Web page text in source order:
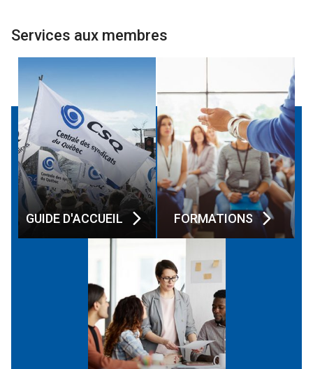
Services aux membres
GUIDE D'ACCUEIL FORMATIONS